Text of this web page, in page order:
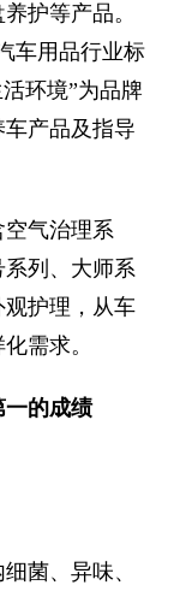
护等产品。
车用品行业标
环境”为品牌
产品及指导
空气治理系
列、大师系
护理，从车
需求。
一的成绩
菌、异味、